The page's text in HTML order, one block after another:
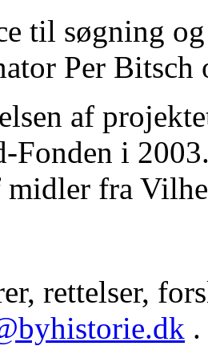
til søgning
Per Bitsch
af
Fonden i
midler fra
rettelser,
.